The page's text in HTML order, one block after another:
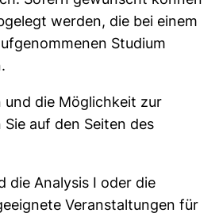
werden, die bei einem
Studium
und die Möglichkeit zur
auf den Seiten des
die Analysis I oder die
Veranstaltungen für